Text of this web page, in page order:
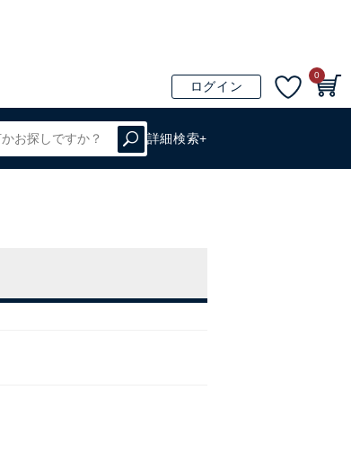
ログイン
0
詳細検索+